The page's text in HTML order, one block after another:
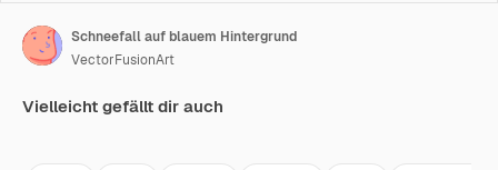
Schneefall auf blauem Hintergrund
VectorFusionArt
Vielleicht gefällt dir auch